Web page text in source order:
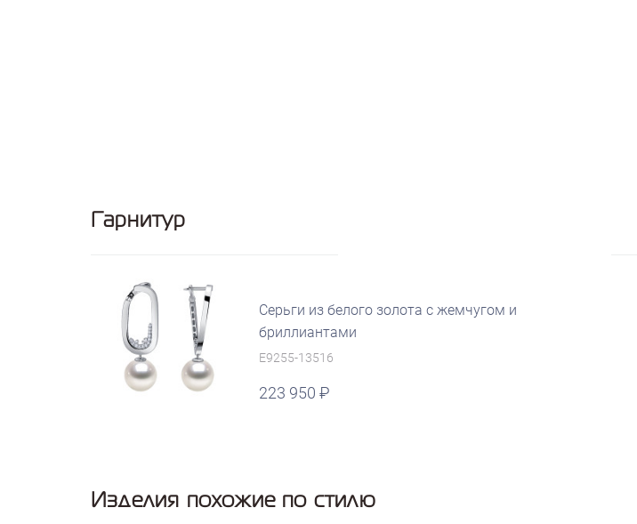
Гарнитур
Серьги из белого золота с жемчугом и
бриллиантами
E9255-13516
223 950руб.
Изделия похожие по стилю